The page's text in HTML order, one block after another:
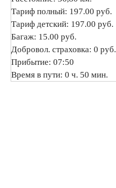
Тариф полный: 197.00 руб.
Тариф детский: 197.00 руб.
Багаж: 15.00 руб.
Добровол. страховка: 0 руб.
Прибытие: 07:50
Время в пути: 0 ч. 50 мин.